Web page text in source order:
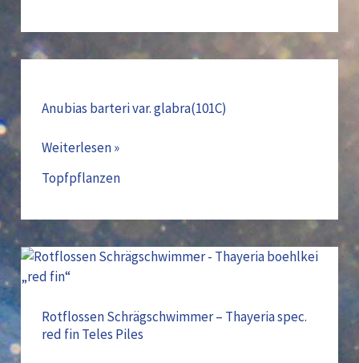
Anubias barteri var. glabra(101C)
var.
Weiterlesen »
Topfpflanzen
Rotflossen Schrägschwimmer – Thayeria spec.
red fin Teles Piles
Rotflossen
Schrägschwimmer
Thayeria
spec.